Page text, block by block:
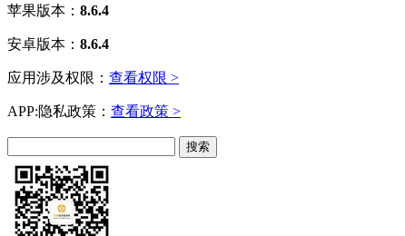
苹果版本： 8.6.4
安卓版本： 8.6.4
应用涉及权限： 查看权限 >
APP:隐私政策： 查看政策 >